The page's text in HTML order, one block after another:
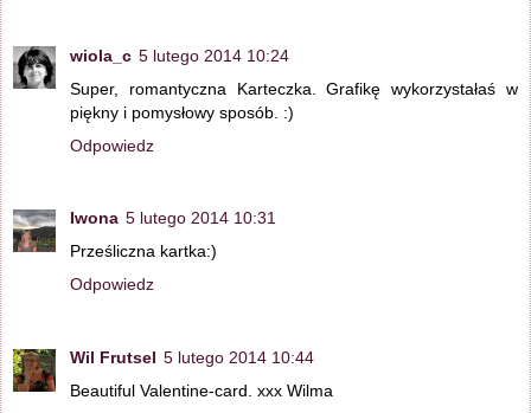
wiola_c 5 lutego 2014 10:24
Super, romantyczna Karteczka. Grafikę wykorzystałaś w
piękny i pomysłowy sposób. :)
Odpowiedz
Iwona 5 lutego 2014 10:31
Prześliczna kartka:)
Odpowiedz
Wil Frutsel 5 lutego 2014 10:44
Beautiful Valentine-card. xxx Wilma